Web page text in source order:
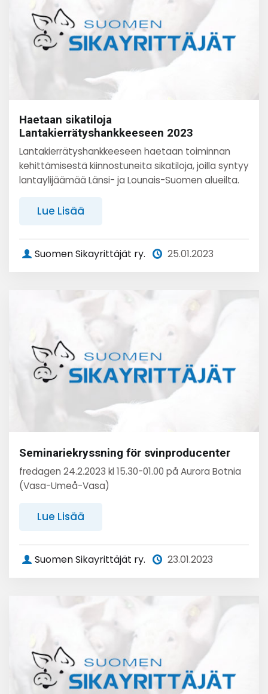
Haetaan sikatiloja
Lantakierrätyshankkeeseen 2023
Lantakierrätyshankkeeseen haetaan toiminnan
kehittämisestä kiinnostuneita sikatiloja, joilla syntyy
lantaylijäämää Länsi- ja Lounais-Suomen alueilta.
Lue Lisää
Suomen Sikayrittäjät ry. 25.01.2023
Seminariekryssning för svinproducenter
fredagen 24.2.2023 kl 15.30-01.00 på Aurora Botnia
(Vasa-Umeå-Vasa)
Lue Lisää
Suomen Sikayrittäjät ry. 23.01.2023